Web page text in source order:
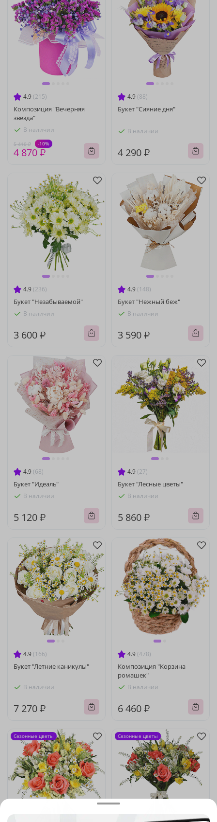
4.9 (215)
Композиция "Вечерняя
звезда"
В наличии
5 410 ₽ -10%
4 870 ₽
4.9 (88)
Букет "Сияние дня"
В наличии
4 290 ₽
4.9 (236)
Букет "Незабываемой"
В наличии
3 600 ₽
4.9 (148)
Букет "Нежный беж"
В наличии
3 590 ₽
4.9 (68)
Букет "Идеаль"
В наличии
5 120 ₽
4.9 (27)
Букет "Лесные цветы"
В наличии
5 860 ₽
4.9 (166)
Букет "Летние каникулы"
В наличии
7 270 ₽
4.9 (478)
Композиция "Корзина
ромашек"
В наличии
6 460 ₽
Сезонные цветы Сезонные цветы